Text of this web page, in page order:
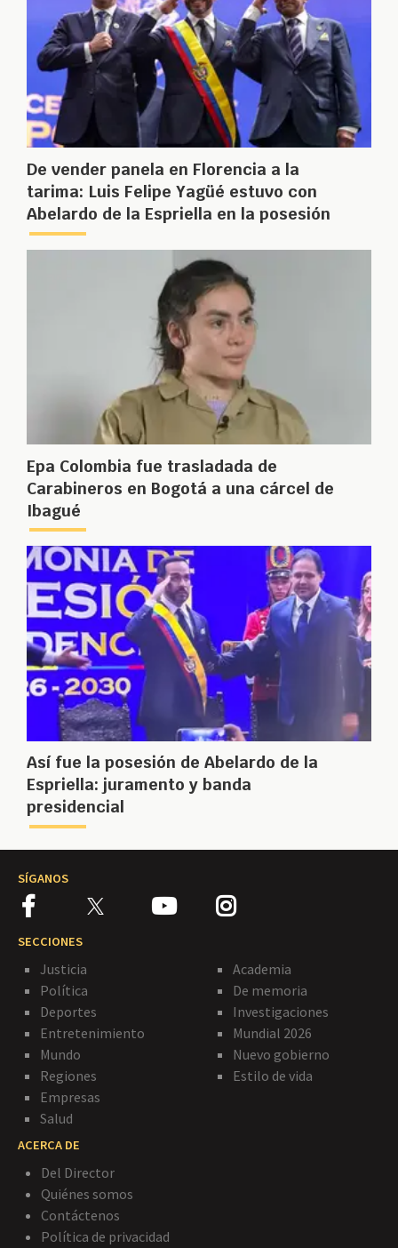
De vender panela en Florencia a la
tarima: Luis Felipe Yagüé estuvo con
Abelardo de la Espriella en la posesión
Epa Colombia fue trasladada de
Carabineros en Bogotá a una cárcel de
Ibagué
Así fue la posesión de Abelardo de la
Espriella: juramento y banda
presidencial
SÍGANOS
SECCIONES
Justicia
Política
Deportes
Entretenimiento
Mundo
Regiones
Empresas
Salud
Academia
De memoria
Investigaciones
Mundial 2026
Nuevo gobierno
Estilo de vida
ACERCA DE
Del Director
Quiénes somos
Contáctenos
Política de privacidad